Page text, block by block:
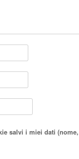
salvi i miei dati